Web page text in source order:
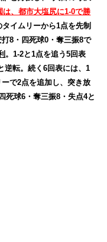
は、都市大塩尻に1-0で勝
イムリーから1点を先制
8・四死球0・奪三振8で
。1-2と1点を追う5回表
逆転。続く6回表には、1
で2点を追加し、突き放
死球6・奪三振8・失点4と